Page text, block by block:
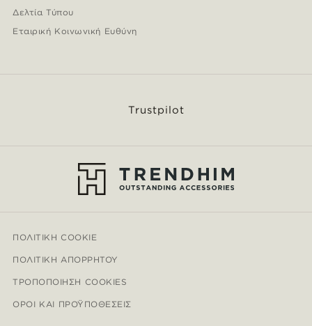
Δελτία Τύπου
Εταιρική Κοινωνική Ευθύνη
Trustpilot
ΠΟΛΙΤΙΚΉ COOKIE
ΠΟΛΙΤΙΚΉ ΑΠΟΡΡΉΤΟΥ
ΤΡΟΠΟΠΟΊΗΣΗ COOKIES
ΌΡΟΙ ΚΑΙ ΠΡΟΫΠΟΘΈΣΕΙΣ